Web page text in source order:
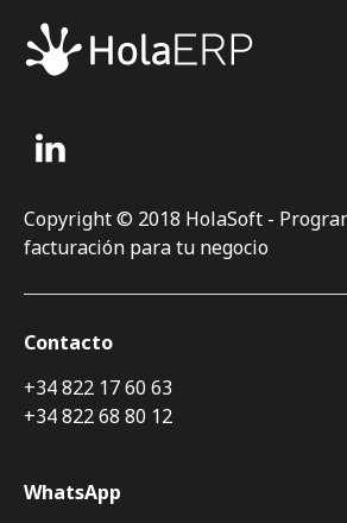
Copyright © 2018 HolaSoft -
facturación para tu negocio
Contacto
+34 822 17 60 63
+34 822 68 80 12
WhatsApp